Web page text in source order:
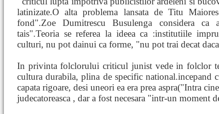
latinizate.O alta problema lansata de Titu
fond".Zoe Dumitrescu Busulenga considera ca
tais".Teoria se referea la ideea ca :institutiile
culturi, nu pot dainui ca forme, "nu pot trai decat
In privinta folclorului criticul junist vede in folclor
cultura durabila, plina de specific national.incepand
capata rigoare, desi uneori ea era prea aspra("Intra
judecatoreasca , dar a fost necesara "intr-un moment